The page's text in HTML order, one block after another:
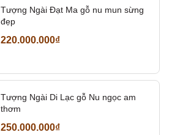
Tượng Ngài Đạt Ma gỗ nu mun sừng
đẹp
220.000.000₫
Tượng Ngài Di Lạc gỗ Nu ngọc am
thơm
250.000.000₫